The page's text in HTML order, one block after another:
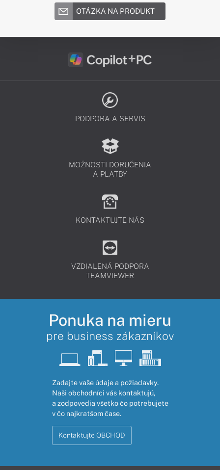
OTÁZKA NA PRODUKT
PODPORA A SERVIS
MOŽNOSTI DORUČENIA
A PLATBY
KONTAKTUJTE NÁS
VZDIALENÁ PODPORA
TEAMVIEWER
Ponuka na mieru
pre business zákazníkov
Zadajte vaše údaje a požiadavky.
Naši obchodníci vás kontaktujú,
a zodpovedia všetko čo potrebujete
v čo najkratšom čase.
Kontaktujte OBCHOD